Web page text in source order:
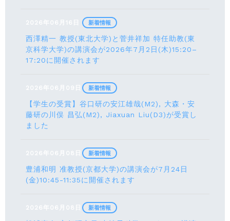
2026年06月16日
西澤精一 教授(東北大学)と菅井祥加 特任助教(東
京科学大学)の講演会が2026年7月2日(木)15:20–
17:20に開催されます
新着情報
2026年06月09日
【学生の受賞】谷口研の安江雄哉(M2), 大森・安
藤研の川俣 昌弘(M2), Jiaxuan Liu(D3)が受賞し
ました
新着情報
2026年06月08日
豊浦和明 准教授(京都大学)の講演会が7月24⽇
(⾦)10:45-11:35に開催されます
新着情報
2026年06月08日 新着情報